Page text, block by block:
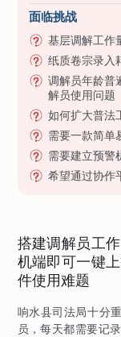
面临挑战
基层调解工作
纸质卷宗录入
调解员年龄普
解员使用问题
如何扩大普法
需要一款简单
需要建立预警
希望通过协作
搭建调解员工
机端即可一键
件使用难题
响水县司法局十分
员，每天都需要记